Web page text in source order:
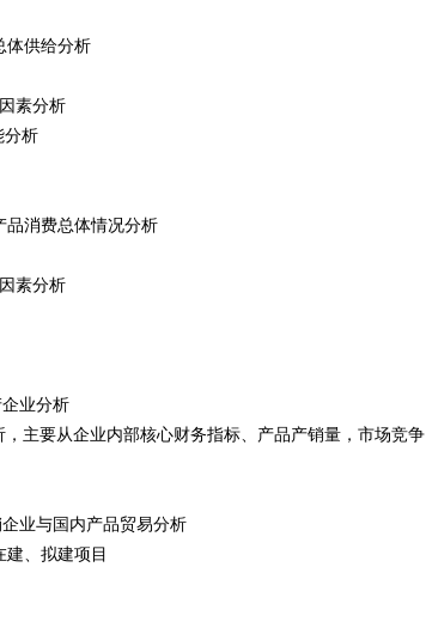
供给分析
素分析
析
消费总体情况分析
素分析
业分析
要从企业内部核心财务指标、产品产销量，市场竞争
业与国内产品贸易分析
、拟建项目